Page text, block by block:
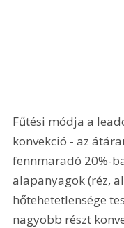
Fűtési módja a
konvekció - az
fennmaradó 20%-
alapanyagok (réz,
hőtehetetlensége
nagyobb részt